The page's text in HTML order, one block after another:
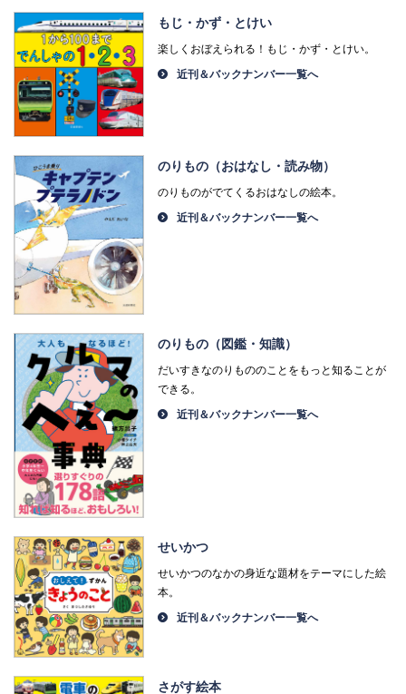
もじ・かず・とけい
楽しくおぼえられる！もじ・かず・とけい。
近刊＆バックナンバー一覧へ
のりもの（おはなし・読み物）
のりものがでてくるおはなしの絵本。
近刊＆バックナンバー一覧へ
のりもの（図鑑・知識）
だいすきなのりもののことをもっと知ることが
できる。
近刊＆バックナンバー一覧へ
せいかつ
せいかつのなかの身近な題材をテーマにした絵
本。
近刊＆バックナンバー一覧へ
さがす絵本